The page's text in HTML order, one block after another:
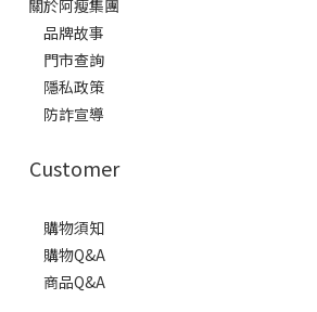
關於阿瘦集團
品牌故事
門市查詢
隱私政策
防詐宣導
Customer
購物須知
購物Q&A
商品Q&A